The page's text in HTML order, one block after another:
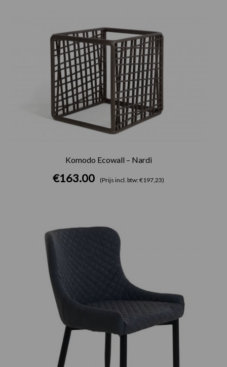
Komodo Ecowall – Nardi
€163.00 (Prijs incl. btw: €197,23)